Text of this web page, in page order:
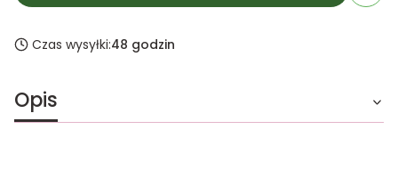
Czas wysyłki:48 godzin
Opis